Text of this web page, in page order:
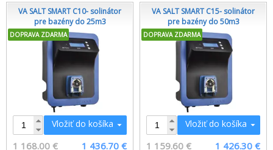
VA SALT SMART C10- solinátor
pre bazény do 25m3
DOPRAVA ZDARMA
Vložiť do košíka
1 168.00 € 1 436.70 €
VA SALT SMART C15- solinátor
pre bazény do 50m3
DOPRAVA ZDARMA
Vložiť do košíka
1 159.60 € 1 426.30 €